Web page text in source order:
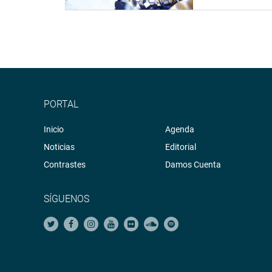
Fiscalización
Temas a tratar:
PORTAL
Inicio
Noticias
Contrastes
Agenda
Editorial
Damos Cuenta
SÍGUENOS